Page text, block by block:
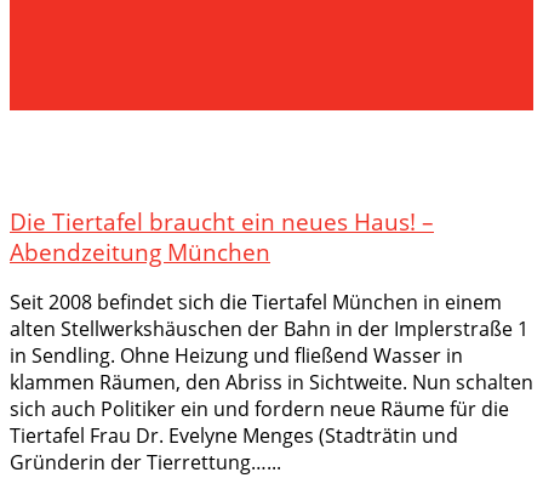
Die Tiertafel braucht ein neues Haus! –
Abendzeitung München
Seit 2008 befindet sich die Tiertafel München in einem
alten Stellwerkshäuschen der Bahn in der Implerstraße 1
in Sendling. Ohne Heizung und fließend Wasser in
klammen Räumen, den Abriss in Sichtweite. Nun schalten
sich auch Politiker ein und fordern neue Räume für die
Tiertafel Frau Dr. Evelyne Menges (Stadträtin und
Gründerin der Tierrettung…...